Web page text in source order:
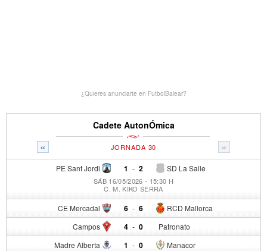
¿Quieres anunciarte en FutbolBalear?
Cadete AutonÓmica
« »
JORNADA 30
PE Sant Jordi 1 - SD La Salle
2
SÁB 16/05/2026 - 15:30 H
C. M. KIKO SERRA
CE Mercadal 6 - RCD Mallorca
6
Campos 4 - Patronato
0
Madre Alberta 1 - Manacor
0